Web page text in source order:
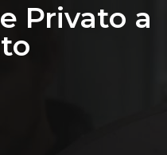
Privato a